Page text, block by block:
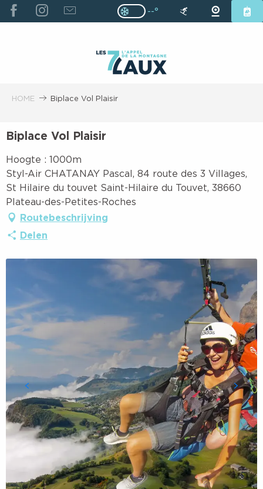
ALLER
AU
Page D’accueil Actuelle Hiver :
Page D’accueil Actuelle
--°
HOME Biplace Vol Plaisir
Biplace Vol Plaisir
Hoogte : 1000m
Styl-Air CHATANAY Pascal, 84 route des 3 Villages,
St Hilaire du touvet Saint-Hilaire du Touvet, 38660
Plateau-des-Petites-Roches
Routebeschrijving
Delen